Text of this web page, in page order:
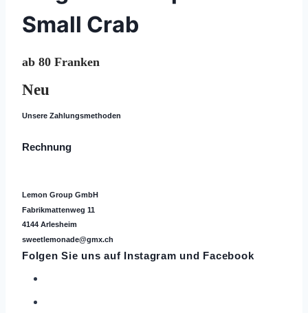
Small Crab
ab 80 Franken
Neu
Unsere Zahlungsmethoden
Rechnung
Lemon Group GmbH
Fabrikmattenweg 11
4144 Arlesheim
sweetlemonade@gmx.ch
Folgen Sie uns auf Instagram und Facebook